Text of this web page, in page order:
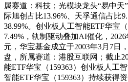
属赛道：科技；光模块龙头“易中天
际旭创占比13.96%、天孚通信占比
38.99%。创业板人工智能ETF华宝
7.49%，轨制驱动叠加AI催化，
元，华宝基金成立于2003年3月7日
盘，所属赛道：港股互联网；截止
能ETF华宝（159363）创业板人工
智能ETF华宝（159363）持续获得